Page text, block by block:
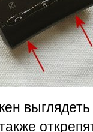
выглядеть